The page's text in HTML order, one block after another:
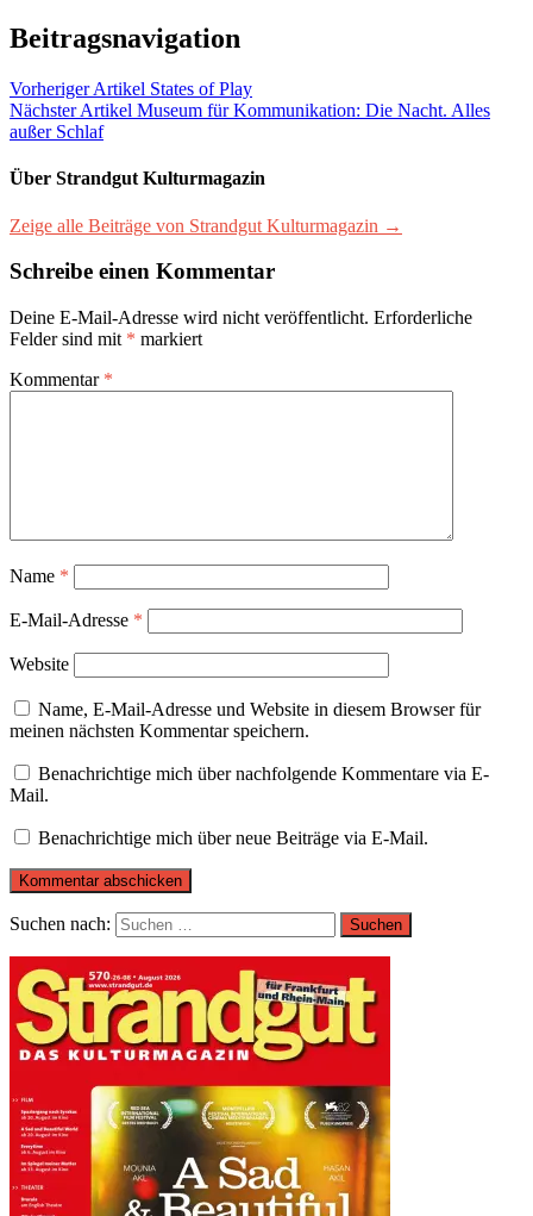
Beitragsnavigation
Vorheriger Artikel States of Play
Nächster Artikel Museum für Kommunikation: Die Nacht. Alles
außer Schlaf
Über Strandgut Kulturmagazin
Zeige alle Beiträge von Strandgut Kulturmagazin →
Schreibe einen Kommentar
Deine E-Mail-Adresse wird nicht veröffentlicht. Erforderliche
Felder sind mit * markiert
Kommentar *
Name *
E-Mail-Adresse *
Website
Name, E-Mail-Adresse und Website in diesem Browser für
meinen nächsten Kommentar speichern.
Benachrichtige mich über nachfolgende Kommentare via E-
Mail.
Benachrichtige mich über neue Beiträge via E-Mail.
Suchen nach: